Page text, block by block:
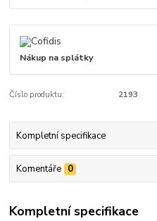
Nákup na splátky
Číslo produktu: 2193
Kompletní specifikace
Komentáře 0
Kompletní specifikace